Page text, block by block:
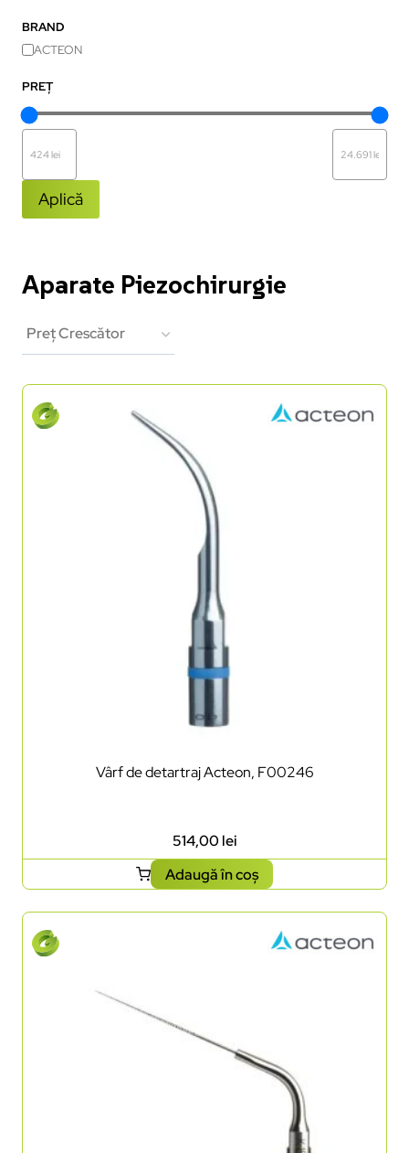
BRAND
ACTEON
PREȚ
Aplică
Aparate Piezochirurgie
Vârf de detartraj Acteon, F00246
514,00 lei
Adaugă în coș